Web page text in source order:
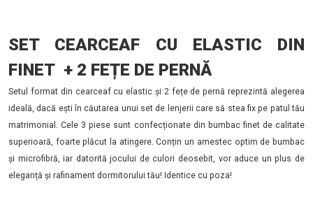
SET CEARCEAF CU ELASTIC DIN
FINET + 2 FEȚE DE PERNĂ
Setul format din cearceaf cu elastic și 2 fețe de pernă reprezintă alegerea
ideală, dacă ești în căutarea unui set de lenjerii care să stea fix pe patul tău
matrimonial. Cele 3 piese sunt confecționate din bumbac finet de calitate
superioară, foarte plăcut la atingere. Conțin un amestec optim de bumbac
și microfibră, iar datorită jocului de culori deosebit, vor aduce un plus de
eleganță și rafinament dormitorului tău! Identice cu poza!